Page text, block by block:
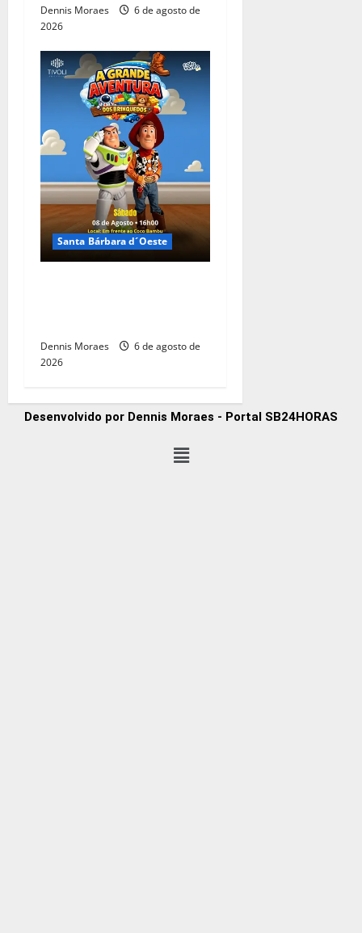
Dennis Moraes
6 de agosto de
2026
Santa Bárbara d´Oeste
Dennis Moraes
6 de agosto de
2026
Desenvolvido por Dennis Moraes - Portal SB24HORAS